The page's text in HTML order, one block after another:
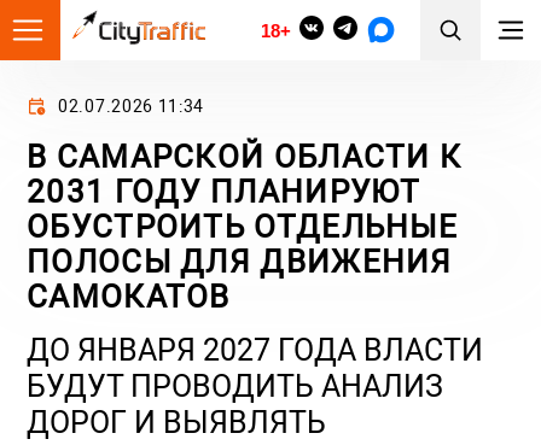
18+
02.07.2026 11:34
В САМАРСКОЙ ОБЛАСТИ К
2031 ГОДУ ПЛАНИРУЮТ
ОБУСТРОИТЬ ОТДЕЛЬНЫЕ
ПОЛОСЫ ДЛЯ ДВИЖЕНИЯ
САМОКАТОВ
ДО ЯНВАРЯ 2027 ГОДА ВЛАСТИ
БУДУТ ПРОВОДИТЬ АНАЛИЗ
ДОРОГ И ВЫЯВЛЯТЬ